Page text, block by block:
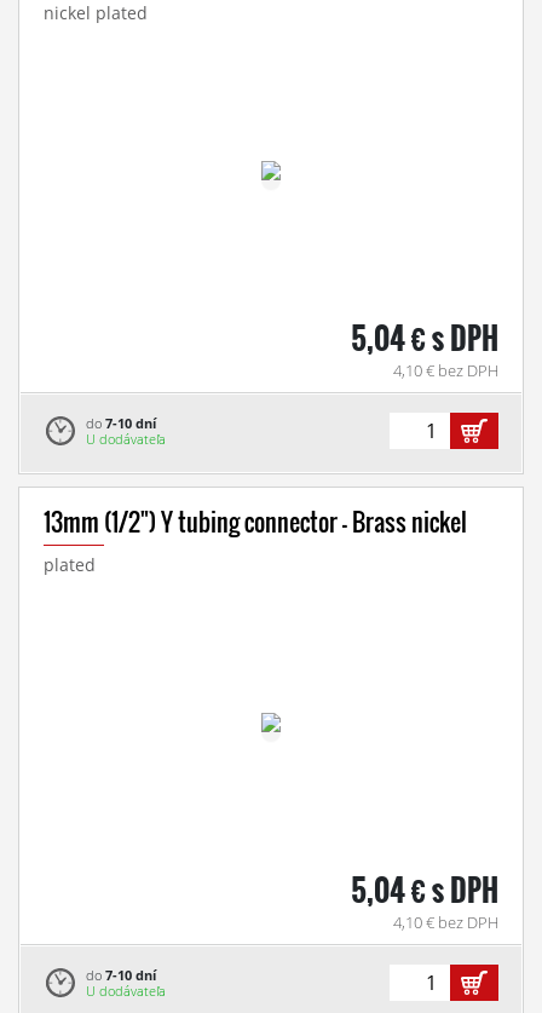
nickel plated
5,04 € s DPH
4,10 € bez DPH
do 7-10 dní
U dodávateľa
13mm (1/2") Y tubing connector - Brass nickel
plated
5,04 € s DPH
4,10 € bez DPH
do 7-10 dní
U dodávateľa